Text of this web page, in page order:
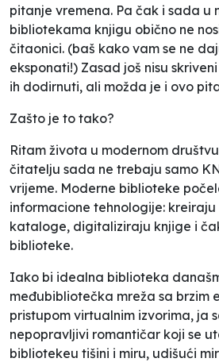
pitanje vremena. Pa čak i sada u
bibliotekama knjigu obično ne
čitaonici. (baš kako vam se ne
eksponati!) Zasad još nisu
ih dodirnuti, ali možda je i ovo
Zašto je to tako?
Ritam života u modernom
čitatelju sada ne trebaju samo
vrijeme. Moderne biblioteke
informacione tehnologije:
kataloge, digitaliziraju knjige i
biblioteke.
Iako bi idealna biblioteka
međubibliotečka mreža sa brzim
pristupom virtualnim izvorima, ja
nepopravljivi romantičar koji se
bibliotekeu tišini i miru, udišući